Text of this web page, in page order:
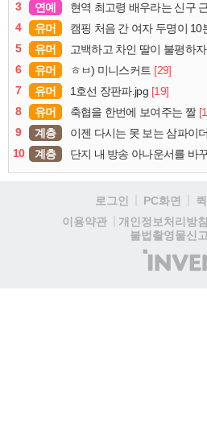
3
연예 현역 최고령 배우라는 신구
4
유머 캠핑 처음 간 여자 두명이 10
5
유머 고백하고 차인 딸이 불평하
6
유머 ㅎㅂ) 미니스커트 [29]
7
유머 1호선 장판파.jpg [19]
8
유머 축협을 한번에 보여주는 짤
9
계층 이젠 다시는 못 보는 삼파이
10
계층 단지 내 방송 아나운서를 바꾸고 나서 집중도가 확
로그인 PC화면
이용약관
개인정보처리방침
불법촬영물신
(주)
인